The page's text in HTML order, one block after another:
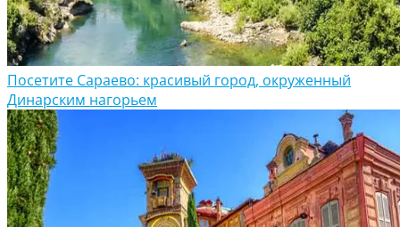
Посетите Сараево: красивый город, окруженный
Динарским нагорьем